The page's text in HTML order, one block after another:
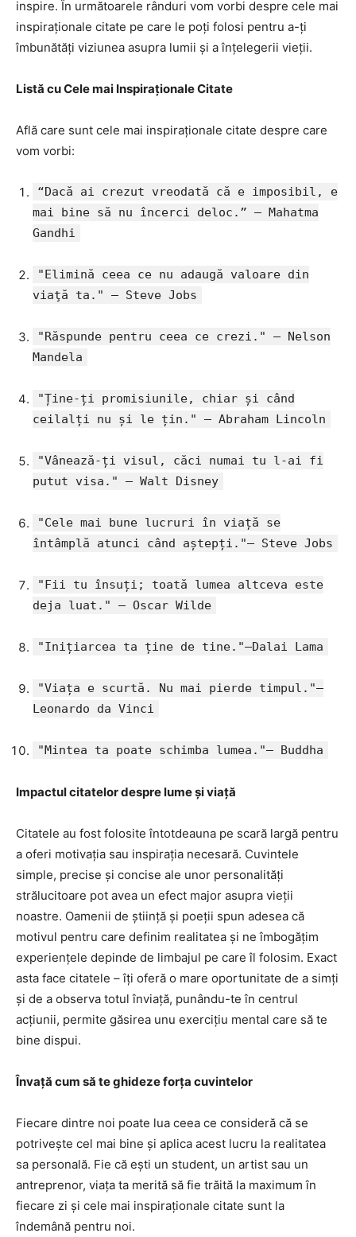
inspire. În următoarele rânduri vom vorbi despre cele mai
inspiraționale citate pe care le poți folosi pentru a-ți
îmbunătăți viziunea asupra lumii și a înțelegerii vieții.
Listă cu Cele mai Inspiraționale Citate
Află care sunt cele mai inspiraționale citate despre care
vom vorbi:
“Dacă ai crezut vreodată că e imposibil, e
mai bine să nu încerci deloc.” – Mahatma
Gandhi
"Elimină ceea ce nu adaugă valoare din
viaţă ta." – Steve Jobs
"Răspunde pentru ceea ce crezi." – Nelson
Mandela
"Ține-ți promisiunile, chiar și când
ceilalți nu și le țin." – Abraham Lincoln
"Vânează-ți visul, căci numai tu l-ai fi
putut visa." – Walt Disney
"Cele mai bune lucruri în viață se
întâmplă atunci când aștepți."– Steve Jobs
"Fii tu însuți; toată lumea altceva este
deja luat." – Oscar Wilde
"Inițiarcea ta ține de tine."–Dalai Lama
"Viața e scurtă. Nu mai pierde timpul."–
Leonardo da Vinci
"Mintea ta poate schimba lumea."– Buddha
Impactul citatelor despre lume și viață
Citatele au fost folosite întotdeauna pe scară largă pentru
a oferi motivația sau inspirația necesară. Cuvintele
simple, precise și concise ale unor personalități
strălucitoare pot avea un efect major asupra vieții
noastre. Oamenii de știință și poeții spun adesea că
motivul pentru care definim realitatea și ne îmbogățim
experiențele depinde de limbajul pe care îl folosim. Exact
asta face citatele – îți oferă o mare oportunitate de a simți
și de a observa totul înviață, punându-te în centrul
acțiunii, permite găsirea unu exercițiu mental care să te
bine dispui.
Învață cum să te ghideze forța cuvintelor
Fiecare dintre noi poate lua ceea ce consideră că se
potrivește cel mai bine și aplica acest lucru la realitatea
sa personală. Fie că ești un student, un artist sau un
antreprenor, viața ta merită să fie trăită la maximum în
fiecare zi și cele mai inspiraționale citate sunt la
îndemână pentru noi.